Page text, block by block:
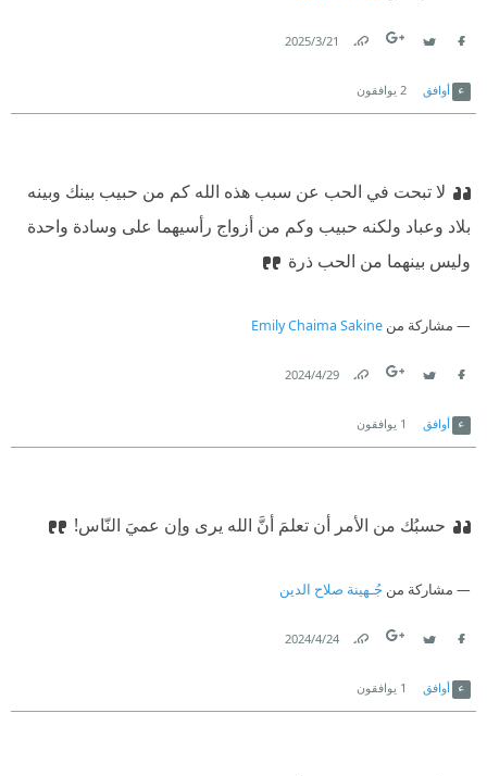
21‏/3‏/2025
أوافق 2 يوافقون
لا تبحت في الحب عن سبب هذه اللهكم من حبيب بينك وبينه
بلاد وعباد ولكنه حبيب وكم من أزواج رأسيهما على وسادة واحدة
وليس بينهما من الحب ذرة
مشاركة من Emily Chaima Sakine
29‏/4‏/2024
أوافق 1 يوافقون
حسبُك من الأمر أن تعلمَ أنَّ الله يرى وإن عميَ النّاس!
مشاركة من جُـهينة صلاح الدين
24‏/4‏/2024
أوافق 1 يوافقون